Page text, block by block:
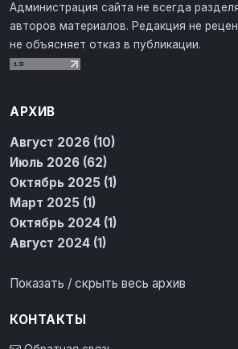
Администрация сайта не всегда
авторов материалов. Редакция не
не объясняет отказ в публикации.
АРХИВ
Август 2026 (10)
Июль 2026 (62)
Октябрь 2025 (1)
Март 2025 (1)
Октябрь 2024 (1)
Август 2024 (1)
Показать / скрыть весь архив
КОНТАКТЫ